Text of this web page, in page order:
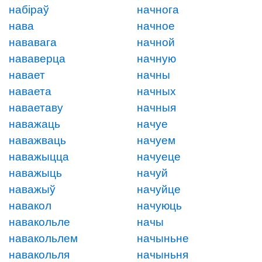
набіраў
нава
нававага
нававерца
навает
наваета
наваетаву
наважаць
наважваць
наважыцца
наважыць
наважыў
навакол
навакольле
навакольлем
навакольля
начнога
начное
начной
начную
начны
начных
начныя
начуе
начуем
начуеце
начуй
начуйце
начуюць
начы
начыньне
начыньня